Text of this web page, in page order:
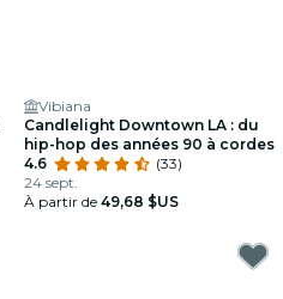
Vibiana
Candlelight Downtown LA : du
hip-hop des années 90 à cordes
4.6
(33)
24 sept.
À partir de 49,68 $US